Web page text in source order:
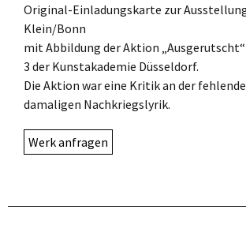
Original-Einladungskarte zur
Klein/Bonn
mit Abbildung der Aktion „Ausgerutscht“
3 der Kunstakademie Düsseldorf.
Die Aktion war eine Kritik an der
damaligen Nachkriegslyrik.
Werk anfragen